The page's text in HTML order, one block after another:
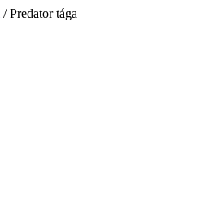
/ Predator tága